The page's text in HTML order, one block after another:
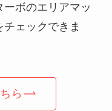
ボのエリアマッ
ェックできま
ら